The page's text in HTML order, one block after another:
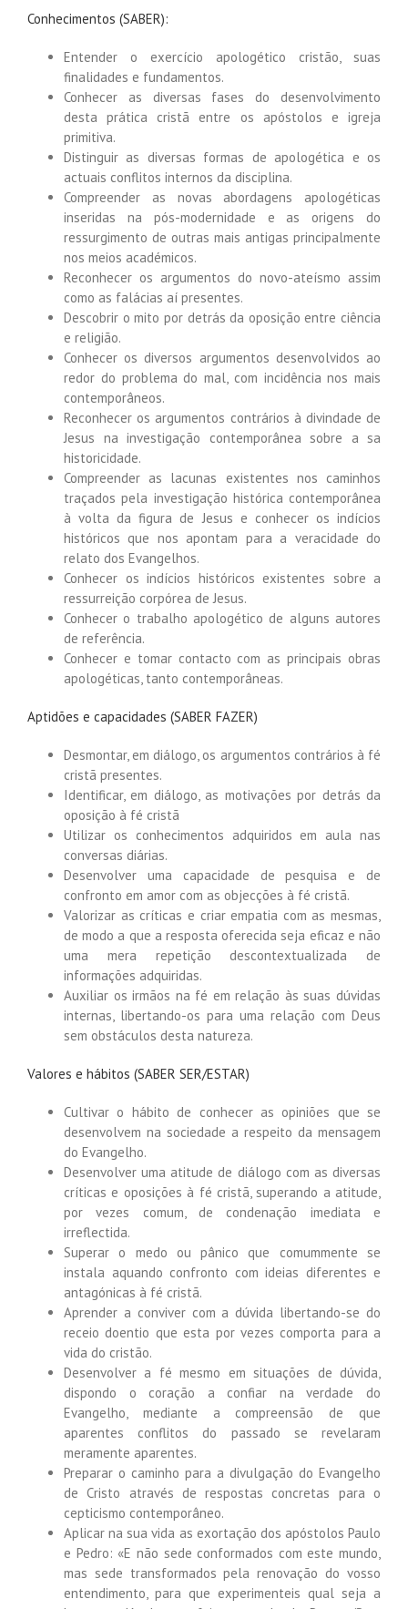
Conhecimentos (SABER):
Entender o exercício apologético cristão, suas
finalidades e fundamentos.
Conhecer as diversas fases do desenvolvimento
desta prática cristã entre os apóstolos e igreja
primitiva.
Distinguir as diversas formas de apologética e os
actuais conflitos internos da disciplina.
Compreender as novas abordagens apologéticas
inseridas na pós-modernidade e as origens do
ressurgimento de outras mais antigas principalmente
nos meios académicos.
Reconhecer os argumentos do novo-ateísmo assim
como as falácias aí presentes.
Descobrir o mito por detrás da oposição entre ciência
e religião.
Conhecer os diversos argumentos desenvolvidos ao
redor do problema do mal, com incidência nos mais
contemporâneos.
Reconhecer os argumentos contrários à divindade de
Jesus na investigação contemporânea sobre a sa
historicidade.
Compreender as lacunas existentes nos caminhos
traçados pela investigação histórica contemporânea
à volta da figura de Jesus e conhecer os indícios
históricos que nos apontam para a veracidade do
relato dos Evangelhos.
Conhecer os indícios históricos existentes sobre a
ressurreição corpórea de Jesus.
Conhecer o trabalho apologético de alguns autores
de referência.
Conhecer e tomar contacto com as principais obras
apologéticas, tanto contemporâneas.
Aptidões e capacidades (SABER FAZER)
Desmontar, em diálogo, os argumentos contrários à fé
cristã presentes.
Identificar, em diálogo, as motivações por detrás da
oposição à fé cristã
Utilizar os conhecimentos adquiridos em aula nas
conversas diárias.
Desenvolver uma capacidade de pesquisa e de
confronto em amor com as objecções à fé cristã.
Valorizar as críticas e criar empatia com as mesmas,
de modo a que a resposta oferecida seja eficaz e não
uma mera repetição descontextualizada de
informações adquiridas.
Auxiliar os irmãos na fé em relação às suas dúvidas
internas, libertando-os para uma relação com Deus
sem obstáculos desta natureza.
Valores e hábitos (SABER SER/ESTAR)
Cultivar o hábito de conhecer as opiniões que se
desenvolvem na sociedade a respeito da mensagem
do Evangelho.
Desenvolver uma atitude de diálogo com as diversas
críticas e oposições à fé cristã, superando a atitude,
por vezes comum, de condenação imediata e
irreflectida.
Superar o medo ou pânico que comummente se
instala aquando confronto com ideias diferentes e
antagónicas à fé cristã.
Aprender a conviver com a dúvida libertando-se do
receio doentio que esta por vezes comporta para a
vida do cristão.
Desenvolver a fé mesmo em situações de dúvida,
dispondo o coração a confiar na verdade do
Evangelho, mediante a compreensão de que
aparentes conflitos do passado se revelaram
meramente aparentes.
Preparar o caminho para a divulgação do Evangelho
de Cristo através de respostas concretas para o
cepticismo contemporâneo.
Aplicar na sua vida as exortação dos apóstolos Paulo
e Pedro: «E não sede conformados com este mundo,
mas sede transformados pela renovação do vosso
entendimento, para que experimenteis qual seja a